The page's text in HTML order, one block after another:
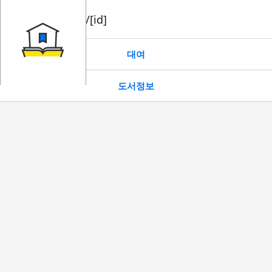
book/rent/[id]
대여
도서정보